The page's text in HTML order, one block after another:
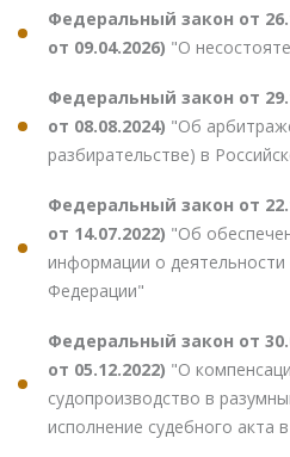
Федеральный закон от
от 09.04.2026) "О
Федеральный закон от
от 08.08.2024) "Об
разбирательстве) в
Федеральный закон от
от 14.07.2022) "Об
информации о деятельности
Федерации"
Федеральный закон от
от 05.12.2022) "О
судопроизводство в
исполнение судебного акта